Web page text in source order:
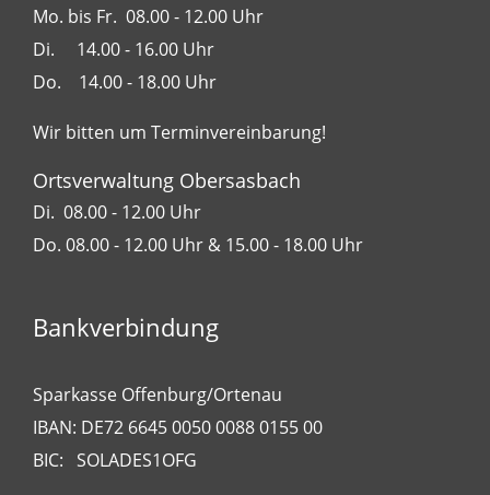
Mo. bis Fr. 08.00 - 12.00 Uhr
Di. 14.00 - 16.00 Uhr
Do. 14.00 - 18.00 Uhr
Wir bitten um Terminvereinbarung!
Ortsverwaltung Obersasbach
Di. 08.00 - 12.00 Uhr
Do. 08.00 - 12.00 Uhr & 15.00 - 18.00 Uhr
Bankverbindung
Sparkasse Offenburg/Ortenau
IBAN: DE72 6645 0050 0088 0155 00
BIC: SOLADES1OFG